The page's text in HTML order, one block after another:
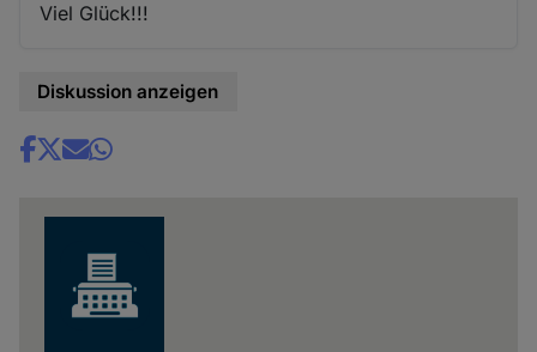
Viel Glück!!!
Diskussion anzeigen
Share